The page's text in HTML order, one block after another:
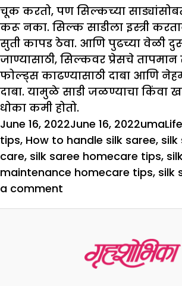
चूक करतो, पण सिल्कच्या
करू नका. सिल्क साडीला इस्त्री
सुती कापड ठेवा. आणि पुढच्या वेळी
जाण्यासाठी, सिल्कवर प्रेसचे
फोल्ड्स काढण्यासाठी दाबा आणि
दाबा. यामुळे साडी जळण्याचा किंवा
धोका कमी होतो.
Posted
on
June 16, 2022June 16, 2022Author
uma
tips, How to handle silk saree, silk
care, silk saree homecare tips,
maintenance homecare tips, silk
a comment